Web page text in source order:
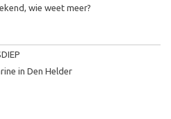
wie weet meer?
in Den Helder